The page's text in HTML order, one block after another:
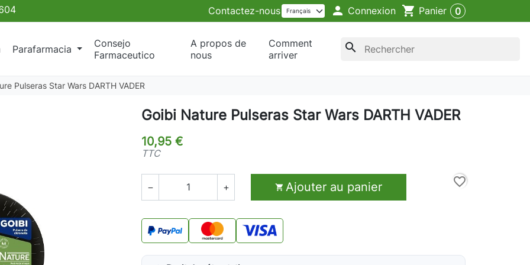
Contactez-nous  Connexion shopping_cart Panier 0
Parafarmacia
Consejo
Farmaceutico
A propos de
nous
Comment
arriver
search
Pulseras Star Wars DARTH VADER
Goibi Nature Pulseras Star Wars DARTH VADER
10,95 €
TTC
   Ajouter au panier favorite_border